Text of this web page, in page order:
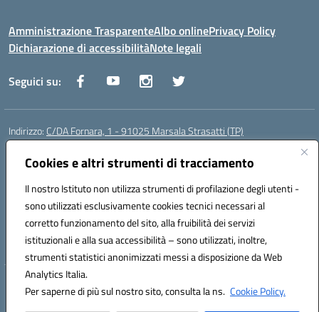
Cookies e altri strumenti di tracciamento
Il nostro Istituto non utilizza strumenti di profilazione degli utenti -
sono utilizzati esclusivamente cookies tecnici necessari al
corretto funzionamento del sito, alla fruibilità dei servizi
istituzionali e alla sua accessibilità – sono utilizzati, inoltre,
strumenti statistici anonimizzati messi a disposizione da Web
Analytics Italia.
Per saperne di più sul nostro sito, consulta la ns. Cookie Policy.
Amministrazione TrasparenteAlbo onlinePrivacy Policy
Dichiarazione di accessibilitàNote legali
Seguici su:
Indirizzo: C/DA Fornara, 1 - 91025 Marsala Strasatti (TP)
Centralino:
Posta elettronica certificata (PEC):tpic81600v@pec.istruzione.it
Codice fiscale: 82006360810
Codice meccanografico:TPIC81600V
Codice Indice delle Pubbliche Amministrazioni (IPA): istsc_tpic81600v
Codice unico di fatturazione (CUF): UFODYY
Hosting & Powered by 3D Solution S.r.l.
Concept & Design by Designers Italia